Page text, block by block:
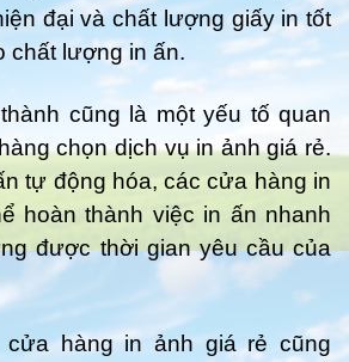
đại và chất lượng giấy in tốt
chất lượng in ấn.
cũng là một yếu tố quan
chọn dịch vụ in ảnh giá rẻ.
tự động hóa, các cửa hàng in
hoàn thành việc in ấn nhanh
được thời gian yêu cầu của
cửa hàng in ảnh giá rẻ cũng